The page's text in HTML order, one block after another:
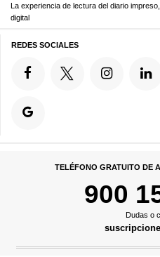
La experiencia de lectura del diario
digital
REDES SOCIALES
TELÉFONO GRATUITO DE
900
Dudas o